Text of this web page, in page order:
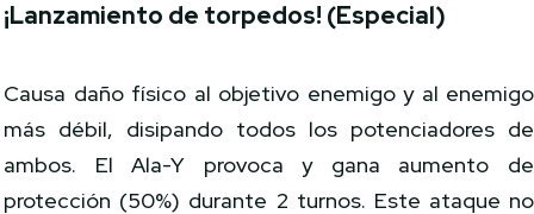
¡Lanzamiento de torpedos! (Especial)
Causa daño físico al objetivo enemigo y al enemigo
más débil, disipando todos los potenciadores de
ambos. El Ala-Y provoca y gana aumento de
protección (50%) durante 2 turnos. Este ataque no